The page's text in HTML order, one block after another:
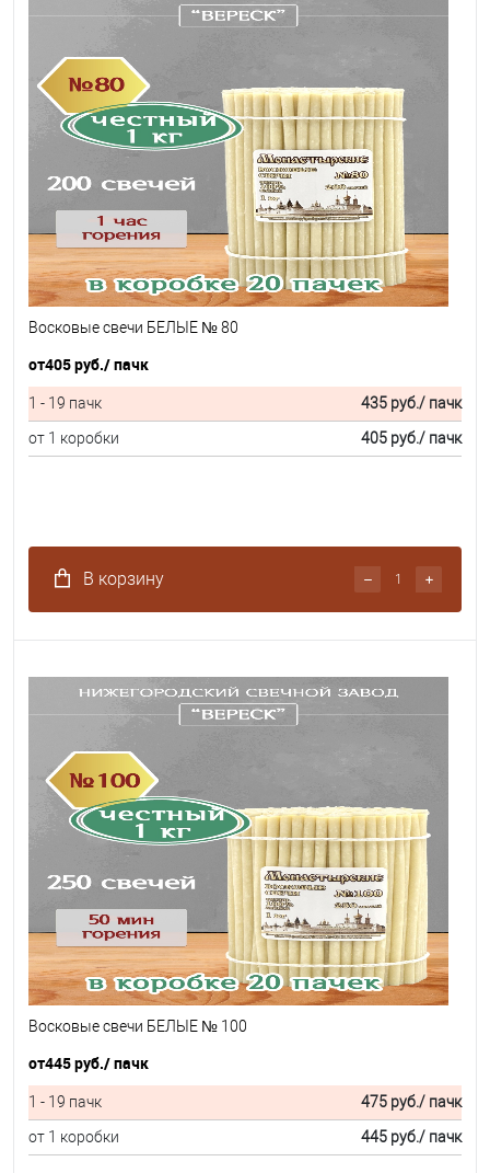
Восковые свечи БЕЛЫЕ № 80
от405 руб./ пачк
1 - 19 пачк 435 руб./ пачк
от 1 коробки
405 руб./ пачк
В корзину
Восковые свечи БЕЛЫЕ № 100
от445 руб./ пачк
1 - 19 пачк 475 руб./ пачк
от 1 коробки
445 руб./ пачк